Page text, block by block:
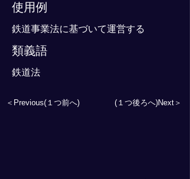
使用例
鉄道事業法に基づいて運営する
類義語
鉄道法
＜Previous(１つ前へ) (１つ後ろへ)Next＞